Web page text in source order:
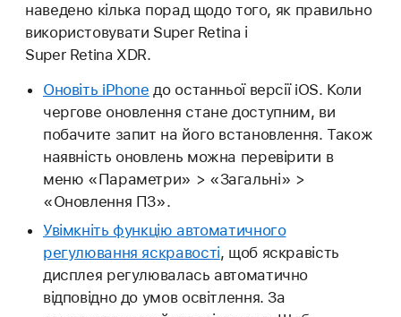
наведено кілька порад щодо того, як правильно
використовувати Super Retina і
Super Retina XDR.
Оновіть iPhone до останньої версії iOS. Коли
чергове оновлення стане доступним, ви
побачите запит на його встановлення. Також
наявність оновлень можна перевірити в
меню «Параметри» > «Загальні» >
«Оновлення ПЗ».
Увімкніть функцію автоматичного
регулювання яскравості, щоб яскравість
дисплея регулювалась автоматично
відповідно до умов освітлення. За